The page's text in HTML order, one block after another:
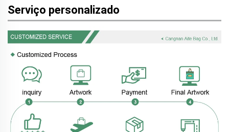
Serviço personalizado